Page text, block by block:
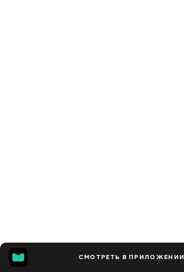
СМОТРЕТЬ В ПРИЛОЖЕНИИ